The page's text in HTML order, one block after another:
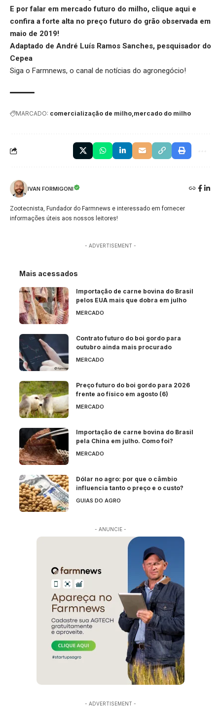
E por falar em mercado futuro do milho, clique aqui e
confira a forte alta no preço futuro do grão observada em
maio de 2019!
Adaptado de André Luís Ramos Sanches, pesquisador do
Cepea
Siga o Farmnews, o canal de notícias do agronegócio!
MARCADO: comercialização de milho mercado do milho
IVAN FORMIGONI
Zootecnista, Fundador do Farmnews e interessado em fornecer
informações úteis aos nossos leitores!
- ADVERTISEMENT -
Mais acessados
Importação de carne bovina do Brasil
pelos EUA mais que dobra em julho
MERCADO
Contrato futuro do boi gordo para
outubro ainda mais procurado
MERCADO
Preço futuro do boi gordo para 2026
frente ao físico em agosto (6)
MERCADO
Importação de carne bovina do Brasil
pela China em julho. Como foi?
MERCADO
Dólar no agro: por que o câmbio
influencia tanto o preço e o custo?
GUIAS DO AGRO
- ANUNCIE -
- ADVERTISEMENT -